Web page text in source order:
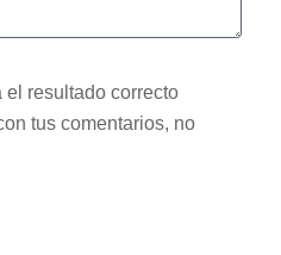
el resultado correcto
tus comentarios, no